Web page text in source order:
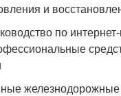
и
по
железнодорожные